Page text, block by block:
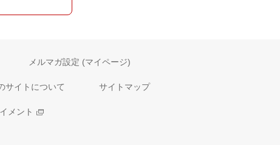
メルマガ設定 (マイページ)
サイトについて サイトマップ
メント